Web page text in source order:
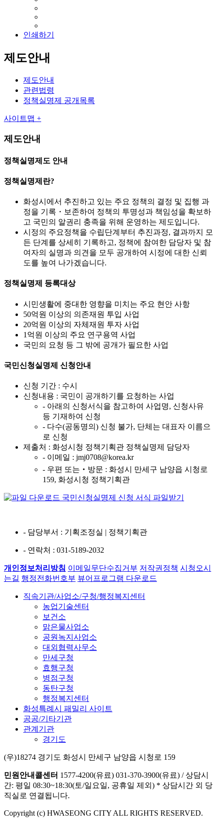
인쇄하기
제도안내
제도안내
관련법령
정책실명제 공개목록
사이트맵 +
제도안내
정책실명제도 안내
정책실명제란?
화성시에서 추진하고 있는 주요 정책의 결정 및 집행 과
정을 기록・보존하여 정책의 투명성과 책임성을 확보하
고 국민의 알권리 충족을 위해 운영하는 제도입니다.
시정의 주요정책을 수립단계부터 추진과정, 결과까지 모
든 단계를 상세히 기록하고, 정책에 참여한 담당자 및 참
여자의 실명과 의견을 모두 공개하여 시정에 대한 신뢰
도를 높여 나가겠습니다.
정책실명제 등록대상
시민생활에 중대한 영향을 미치는 주요 현안 사항
50억원 이상의 의존재원 투입 사업
20억원 이상의 자체재원 투자 사업
1억원 이상의 주요 연구용역 사업
국민의 요청 등 그 밖에 공개가 필요한 사업
국민신청실명제 신청안내
신청 기간 : 수시
신청내용 : 국민이 공개하기를 요청하는 사업
- 아래의 신청서식을 참고하여 사업명, 신청사유
등 기재하여 신청
- 다수(공동명의) 신청 불가, 단체는 대표자 이름으
로 신청
제출처 : 화성시청 정책기획관 정책실명제 담당자
- 이메일 : jmj0708@korea.kr
- 우편 또는‧방문 : 화성시 만세구 남양읍 시청로
159, 화성시청 정책기획관
국민신청실명제 신청 서식 파일받기
- 담당부서 : 기획조정실 | 정책기획관
- 연락처 : 031-5189-2032
개인정보처리방침 이메일무단수집거부 저작권정책 시청오시
는길 행정전화번호부 뷰어프로그램 다운로드
직속기관/사업소/구청/행정복지센터
농업기술센터
보건소
맑은물사업소
공원녹지사업소
대외협력사무소
만세구청
효행구청
병점구청
동탄구청
행정복지센터
화성특례시 패밀리 사이트
공공/기타기관
관계기관
경기도
(우)18274 경기도 화성시 만세구 남양읍 시청로 159
민원안내콜센터 1577-4200(유료) 031-370-3900(유료) /상담시
간: 평일 08:30~18:30(토/일요일, 공휴일 제외) * 상담시간 외 당
직실로 연결됩니다.
Copyright (c) HWASEONG CITY ALL RIGHTS RESERVED.